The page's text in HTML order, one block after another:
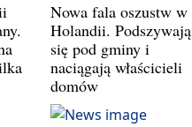
Nowa fala oszustw w
Holandii. Podszywają
się pod gminy i
naciągają właścicieli
domów